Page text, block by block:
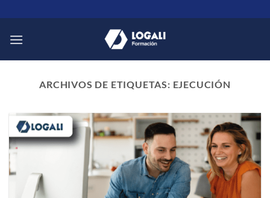
al
contenido
ARCHIVOS DE ETIQUETAS: EJECUCIÓN